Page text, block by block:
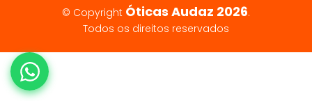
© Copyright Óticas Audaz 2026.
Todos os direitos reservados